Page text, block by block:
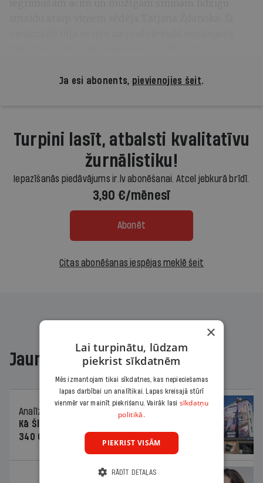
Ja esi abonents, pievienojies šeit.
Turpini lasīt, atbalsti kvalitatīvu
žurnālistiku!
Iepazīšanās piedāvājums ir.lv abonēšanai. Atcel jebkurā brīdī.
3,90 €/mēnesī
Abonēt
Citas abonēšanas iespējas meklē šeit
Jaunākajā žurnālā
Analīze
Kā Šlesera partija palika nesodīta par
340 000 vērtu reklāmas kampaņu
×
Lai turpinātu, lūdzam
piekrist sīkdatnēm
Mēs izmantojam tikai sīkdatnes, kas nepieciešamas
lapas darbībai un analītikai. Lapas kreisajā stūrī
vienmēr var mainīt piekrišanu. Vairāk lasi sīkdatņu
politikā.
PIEKRIST VISĀM
RĀDĪT DETAĻAS